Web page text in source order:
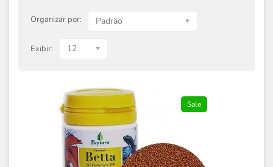
Organizar por: Padrão
Exibir: 12
Sale